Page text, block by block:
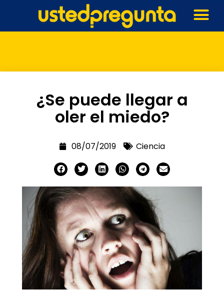
¿Se puede llegar a
oler el miedo?
08/07/2019 Ciencia